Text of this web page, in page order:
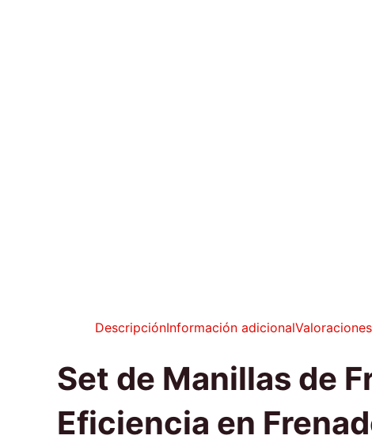
DescripciónInformación adicional
Set de Manillas de
Eficiencia en